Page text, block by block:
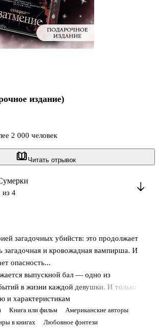
Читать отрывок
из 4
Книга или фильм
Американские авторы
в книгах
Любовное фэнтези
загадочных убийств: это продолжает
загадочная и кровожадная вампирша. И
опасность...
выпускной бал — одно из
в жизни каждой девушки. И только
не радость, а лишь необходимость
вопрос: предпочтет ли она бессмертие с
и характеристикам
издание)
2 000 человек